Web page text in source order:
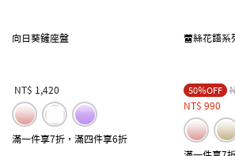
向日葵鏟座盤
NT$ 1,420
滿一件享7折，滿四件享6折
蕾絲花語系
50％OFF
NT$ 990